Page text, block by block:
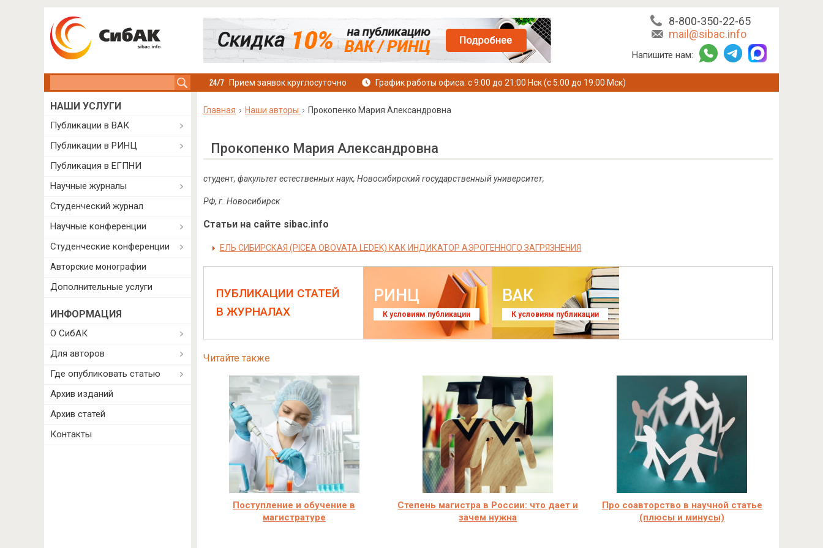
8-800-350-22-65
mail@sibac.info
Напишите нам:
Прием заявок круглосуточно График работы офиса: с 9:00 до 21:00 Нск (с 5:00 до 19:00 Мск)
Главная Наши авторы Прокопенко Мария Александровна
Прокопенко Мария Александровна
студент, факультет естественных наук, Новосибирский государственный университет,
РФ, г. Новосибирск
Статьи на сайте sibac.info
ЕЛЬ СИБИРСКАЯ (PICEA OBOVATA LEDEK) КАК ИНДИКАТОР АЭРОГЕННОГО ЗАГРЯЗНЕНИЯ
ПУБЛИКАЦИИ СТАТЕЙ
В ЖУРНАЛАХ
РИНЦ
К условиям публикации
ВАК
К условиям публикации
Читайте также
Поступление и обучение в
магистратуре
Степень магистра в России: что дает и
зачем нужна
Про соавторство в научной статье
(плюсы и минусы)
НАШИ УСЛУГИ
Публикации в ВАК
Публикации в РИНЦ
Публикация в ЕГПНИ
Научные журналы
Студенческий журнал
Научные конференции
Студенческие конференции
Авторские монографии
Дополнительные услуги
ИНФОРМАЦИЯ
О СибАК
Для авторов
Где опубликовать статью
Архив изданий
Архив статей
Контакты